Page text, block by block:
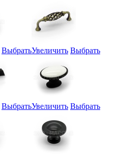
ВыбратьУвеличить Выбрать
ВыбратьУвеличить Выбрать